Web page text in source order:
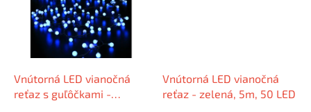
Vnútorná LED vianočná
reťaz s guľôčkami -
Vnútorná LED vianočná
reťaz - zelená, 5m, 50 LED